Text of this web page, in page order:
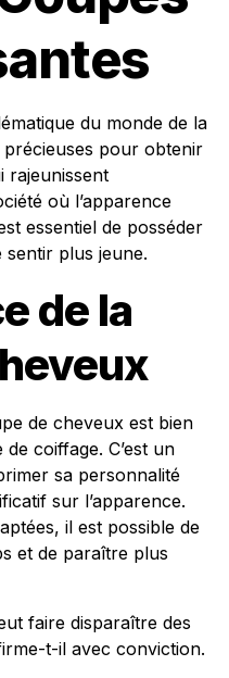
du monde de la
pour obtenir
rajeunissent
où l’apparence
essentiel de posséder
plus jeune.
de la
de cheveux est bien
coiffage. C’est un
sa personnalité
sur l’apparence.
il est possible de
et de paraître plus
faire disparaître des
t-il avec conviction.